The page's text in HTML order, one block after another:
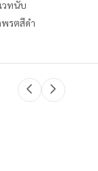
วทนับ
รตสีดำ